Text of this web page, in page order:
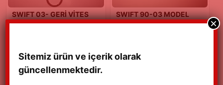
SWIFT 03- GERİ VİTES
MÜŞÜRÜ
Detaylı Bilgi
SWIFT 90-03 MODEL
GERİ VİTES MÜŞÜRÜ
Detaylı Bilgi
Sitemiz ürün ve içerik olarak
güncellenmektedir.
×